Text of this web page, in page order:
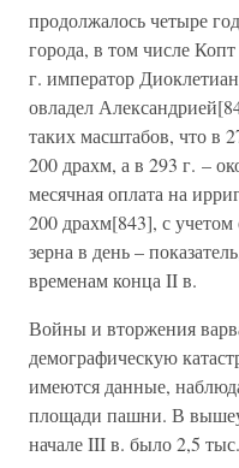
продолжалось четыре
города, в том числе
г. император
овладел
таких масштабов, что в
200 драхм, а в 293 г. –
месячная оплата на
200 драхм[843], с учетом
зерна в день –
временам конца II в.
Войны и вторжения
демографическую
имеются данные,
площади пашни. В
начале III в. было 2,5